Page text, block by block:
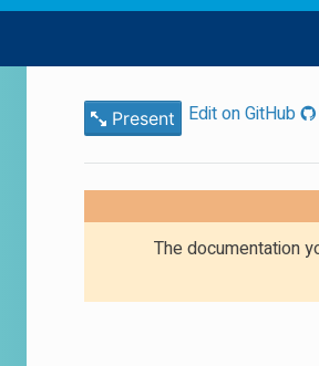
Present Edit on GitHub
The documentation